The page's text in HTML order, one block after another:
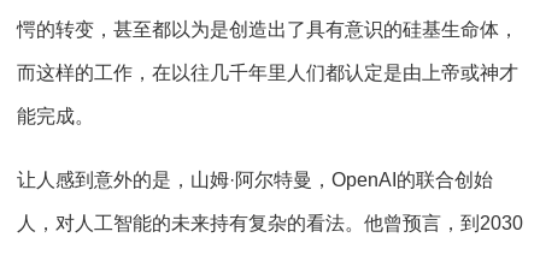
愕的转变，甚至都以为是创造出了具有意识的硅基生命体，
而这样的工作，在以往几千年里人们都认定是由上帝或神才
能完成。
让人感到意外的是，山姆·阿尔特曼， OpenAI 的联合创始
人，对人工智能的未来持有复杂的看法。他曾预言，到 2030